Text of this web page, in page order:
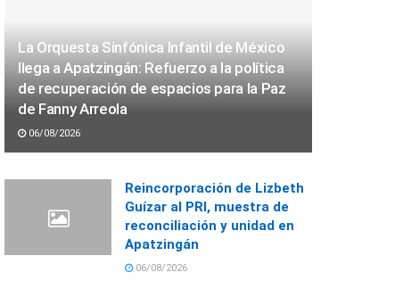
La Orquesta Sinfónica Infantil de México
llega a Apatzingán: Refuerzo a la política
de recuperación de espacios para la Paz
de Fanny Arreola
06/08/2026
Reincorporación de Lizbeth
Guízar al PRI, muestra de
reconciliación y unidad en
Apatzingán
06/08/2026